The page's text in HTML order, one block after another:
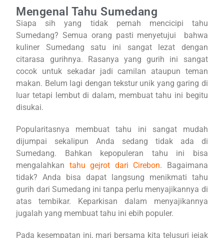
Mengenal Tahu Sumedang
Siapa sih yang tidak pernah mencicipi tahu
Sumedang? Semua orang pasti menyetujui bahwa
kuliner Sumedang satu ini sangat lezat dengan
citarasa gurihnya. Rasanya yang gurih ini sangat
cocok untuk sekadar jadi camilan ataupun teman
makan. Belum lagi dengan tekstur unik yang garing di
luar tetapi lembut di dalam, membuat tahu ini begitu
disukai.
Popularitasnya membuat tahu ini sangat mudah
dijumpai sekalipun Anda sedang tidak ada di
Sumedang. Bahkan kepopuleran tahu ini bisa
mengalahkan tahu gejrot dari Cirebon. Bagaimana
tidak? Anda bisa dapat langsung menikmati tahu
gurih dari Sumedang ini tanpa perlu menyajikannya di
atas tembikar. Keparkisan dalam menyajikannya
jugalah yang membuat tahu ini ebih populer.
Pada kesempatan ini, mari bersama kita telusuri jejak